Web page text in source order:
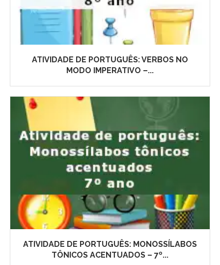
ATIVIDADE DE PORTUGUÊS: VERBOS NO
MODO IMPERATIVO –...
ATIVIDADE DE PORTUGUÊS: MONOSSÍLABOS
TÔNICOS ACENTUADOS – 7º...